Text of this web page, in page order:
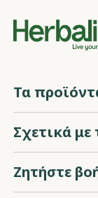
Τα
Σχετικά
Ζητήστε